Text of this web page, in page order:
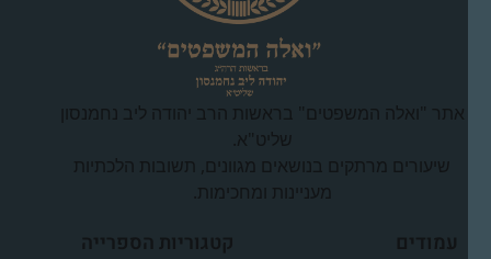
אתר "ואלה המשפטים" בראשות הרב יהודה ליב נחמנסון
שליט"א.
שיעורים מרתקים בנושאים מגוונים, תשובות הלכתיות
מעניינות ומחכימות.
עמודים קטגוריות הספרייה